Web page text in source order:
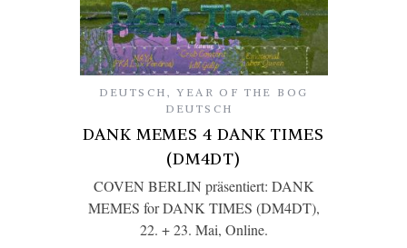
DEUTSCH ,YEAR OF THE BOG
DEUTSCH
DANK MEMES 4 DANK TIMES
(DM4DT)
COVEN BERLIN präsentiert: DANK
MEMES for DANK TIMES (DM4DT),
22. + 23. Mai, Online.